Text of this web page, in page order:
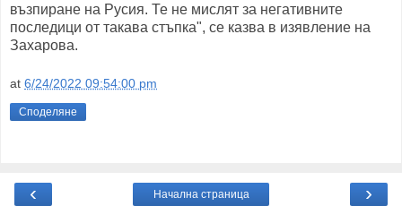
възпиране на Русия. Те не мислят за негативните
последици от такава стъпка", се казва в изявление на
Захарова.
at 6/24/2022 09:54:00 pm
Споделяне
‹ ›
Начална страница